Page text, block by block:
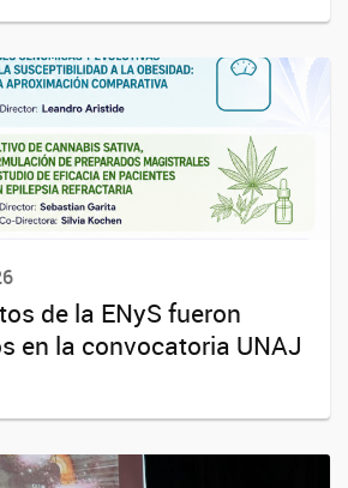
de la ENyS fueron
en la convocatoria UNAJ